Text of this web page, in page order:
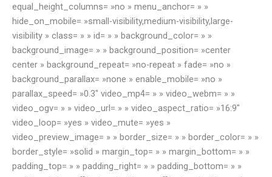
equal_height_columns= »no » menu_anchor= » »
hide_on_mobile= »small-visibility,medium-visibility,large-
visibility » class= » » id= » » background_color= » »
background_image= » » background_position= »center
center » background_repeat= »no-repeat » fade= »no »
background_parallax= »none » enable_mobile= »no »
parallax_speed= »0.3″ video_mp4= » » video_webm= » »
video_ogv= » » video_url= » » video_aspect_ratio= »16:9″
video_loop= »yes » video_mute= »yes »
video_preview_image= » » border_size= » » border_color= » »
border_style= »solid » margin_top= » » margin_bottom= » »
padding_top= » » padding_right= » » padding_bottom= » »